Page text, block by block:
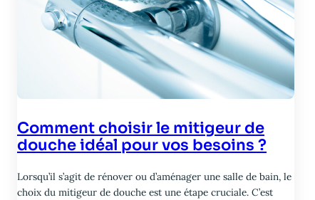
Comment choisir le mitigeur de
douche idéal pour vos besoins ?
Lorsqu’il s’agit de rénover ou d’aménager une salle de bain, le
choix du mitigeur de douche est une étape cruciale. C’est